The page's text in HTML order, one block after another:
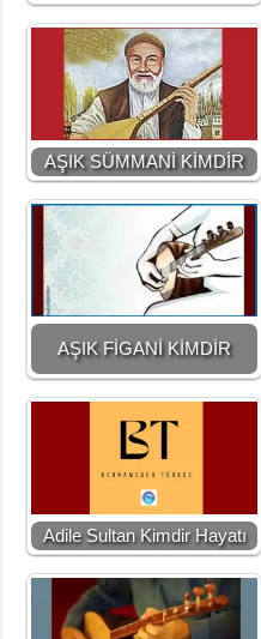
AŞIK SÜMMANİ KİMDİR
AŞIK FİGANİ KİMDİR
Adile Sultan Kimdir Hayatı